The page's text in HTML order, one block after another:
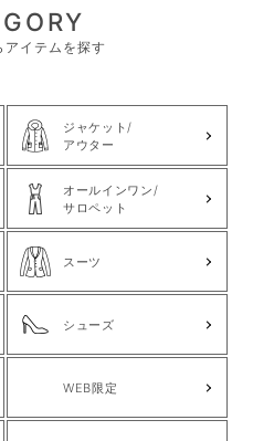
アイテムを探す
ジャケット/
アウター
オールインワン/
サロペット
スーツ
シューズ
WEB限定